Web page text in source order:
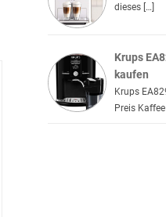
dieses […]
Krups
kaufen
Krups
Preis